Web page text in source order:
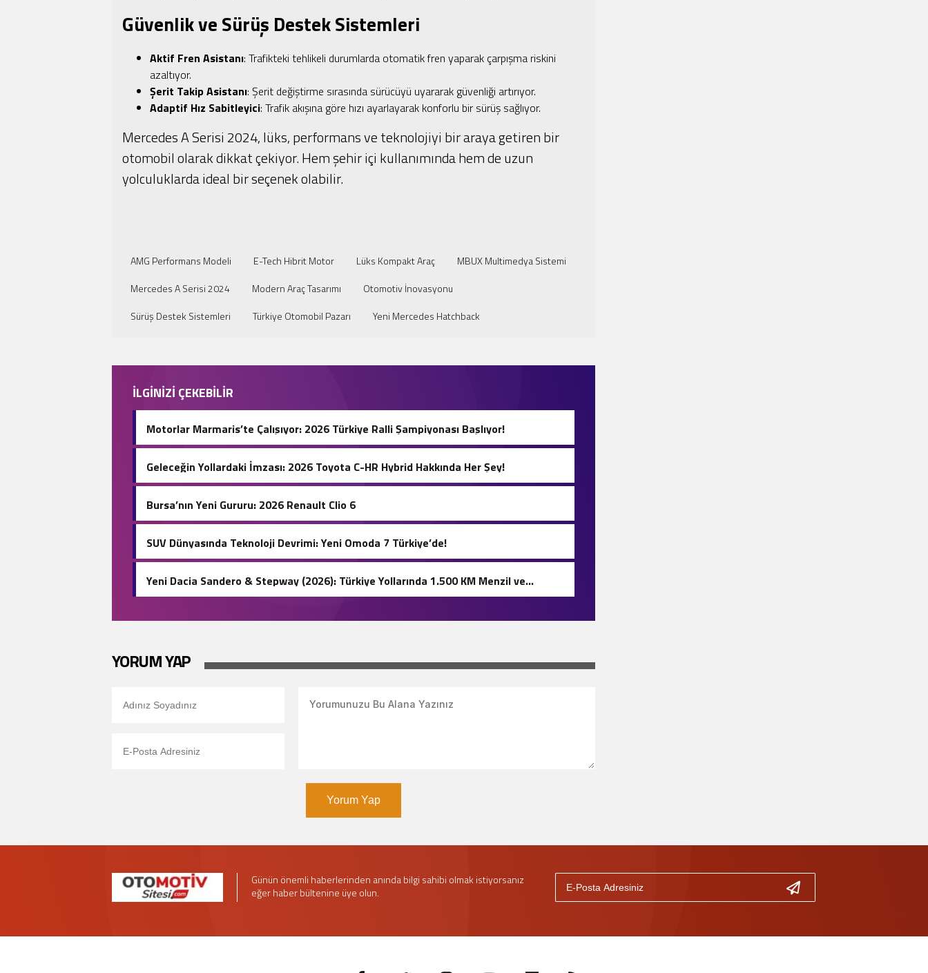
Güvenlik ve Sürüş Destek Sistemleri
Aktif Fren Asistanı: Trafikteki tehlikeli durumlarda otomatik fren yaparak çarpışma riskini
azaltıyor.
Şerit Takip Asistanı: Şerit değiştirme sırasında sürücüyü uyararak güvenliği artırıyor.
Adaptif Hız Sabitleyici: Trafik akışına göre hızı ayarlayarak konforlu bir sürüş sağlıyor.
Mercedes A Serisi 2024, lüks, performans ve teknolojiyi bir araya getiren bir
otomobil olarak dikkat çekiyor. Hem şehir içi kullanımında hem de uzun
yolculuklarda ideal bir seçenek olabilir.
AMG Performans Modeli E-Tech Hibrit Motor Lüks Kompakt Araç
MBUX Multimedya Sistemi
Mercedes A Serisi 2024
Modern Araç Tasarımı
Otomotiv İnovasyonu
Sürüş Destek Sistemleri
Türkiye Otomobil Pazarı Yeni Mercedes Hatchback
İLGİNİZİ ÇEKEBİLİR
Motorlar Marmaris’te Çalışıyor: 2026 Türkiye Ralli Şampiyonası Başlıyor!
Geleceğin Yollardaki İmzası: 2026 Toyota C-HR Hybrid Hakkında Her Şey!
Bursa’nın Yeni Gururu: 2026 Renault Clio 6
SUV Dünyasında Teknoloji Devrimi: Yeni Omoda 7 Türkiye’de!
Yeni Dacia Sandero & Stepway (2026): Türkiye Yollarında 1.500 KM Menzil ve
Otomatik LPG Devri!
YORUM YAP
Yorum Yap
Günün önemli haberlerinden anında bilgi sahibi olmak istiyorsanız
eğer haber bültenine üye olun.